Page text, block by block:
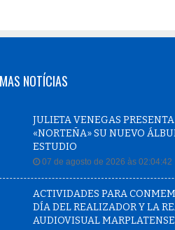
NOTÍCIAS
JULIETA VENEGAS PRESENTA
«NORTEÑA» SU NUEVO
ESTUDIO
07 de agosto de 2026 às 02:04:42
ACTIVIDADES PARA
DÍA DEL REALIZADOR Y LA
AUDIOVISUAL MARPLATENSE